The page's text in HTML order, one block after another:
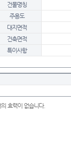
건물명칭
주용도
대지면적
건축면적
특이사항
효력이 없습니다.